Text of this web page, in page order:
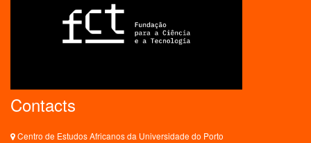
Contacts
Centro de Estudos Africanos da Universidade do Porto